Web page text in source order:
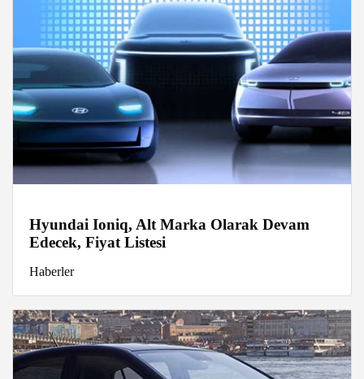
Hyundai Ioniq, Alt Marka Olarak Devam
Edecek, Fiyat Listesi
Haberler